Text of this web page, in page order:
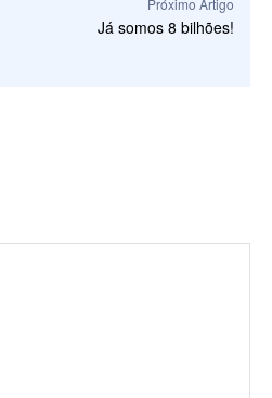
Próximo Artigo
Já somos 8 bilhões!